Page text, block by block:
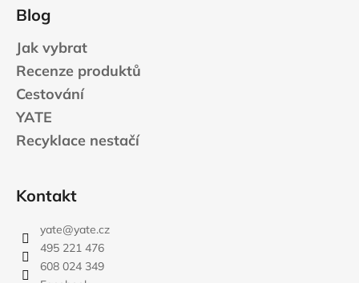
Blog
Jak vybrat
Recenze produktů
Cestování
YATE
Recyklace nestačí
Kontakt
yate@yate.cz
495 221 476
608 024 349